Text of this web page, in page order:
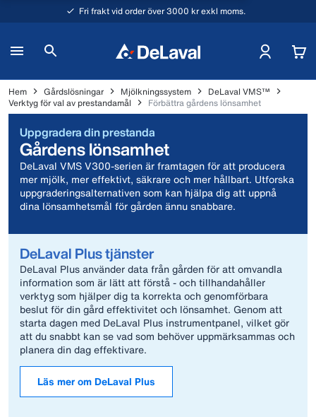
Fri frakt vid order över 3000 kr exkl moms.
Hem Gårdslösningar Mjölkningssystem
DeLaval VMS™
Verktyg för val av prestandamål
Förbättra gårdens lönsamhet
Uppgradera din prestanda
Gårdens lönsamhet
DeLaval VMS V300-serien är framtagen för att producera
mer mjölk, mer effektivt, säkrare och mer hållbart. Utforska
uppgraderingsalternativen som kan hjälpa dig att uppnå
dina lönsamhetsmål för gården ännu snabbare.
DeLaval Plus tjänster
DeLaval Plus använder data från gården för att omvandla
information som är lätt att förstå - och tillhandahåller
verktyg som hjälper dig ta korrekta och genomförbara
beslut för din gård effektivitet och lönsamhet. Genom att
starta dagen med DeLaval Plus instrumentpanel, vilket gör
att du snabbt kan se vad som behöver uppmärksammas och
planera din dag effektivare.
Läs mer om DeLaval Plus